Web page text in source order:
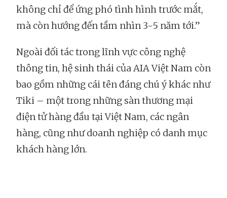
không chỉ để ứng phó tình hình trước mắt,
mà còn hướng đến tầm nhìn 3-5 năm tới.”
Ngoài đối tác trong lĩnh vực công nghệ
thông tin, hệ sinh thái của AIA Việt Nam còn
bao gồm những cái tên đáng chú ý khác như
Tiki – một trong những sàn thương mại
điện tử hàng đầu tại Việt Nam, các ngân
hàng, cũng như doanh nghiệp có danh mục
khách hàng lớn.